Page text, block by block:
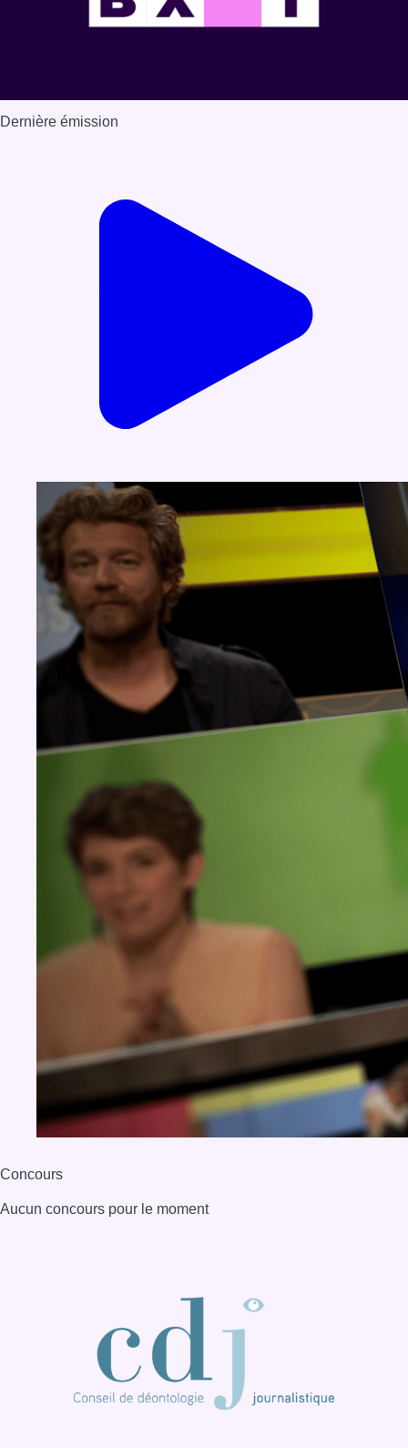
Dernière émission
Concours
Aucun concours pour le moment